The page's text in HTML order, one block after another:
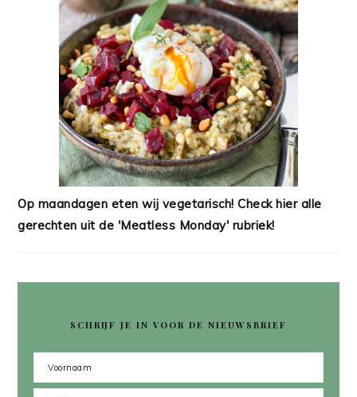
Op maandagen eten wij vegetarisch! Check hier alle
gerechten uit de 'Meatless Monday' rubriek!
SCHRIJF JE IN VOOR DE NIEUWSBRIEF